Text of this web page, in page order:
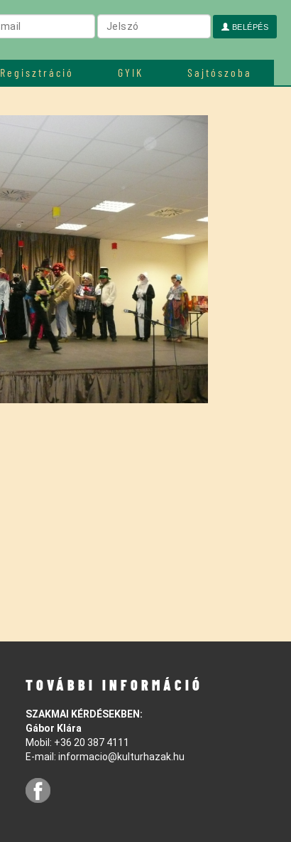
Regisztráció GYIK
Sajtószoba
BELÉPÉS
TOVÁBBI INFORMÁCIÓ
SZAKMAI KÉRDÉSEKBEN:
Gábor Klára
Mobil: +36 20 387 4111
E-mail: informacio@kulturhazak.hu